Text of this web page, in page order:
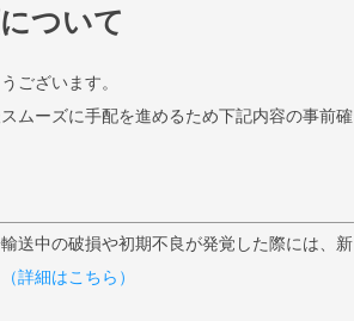
ついて
ございます。
ムーズに手配を進めるため下記内容の事前確
送中の破損や初期不良が発覚した際には、新
（詳細はこちら）